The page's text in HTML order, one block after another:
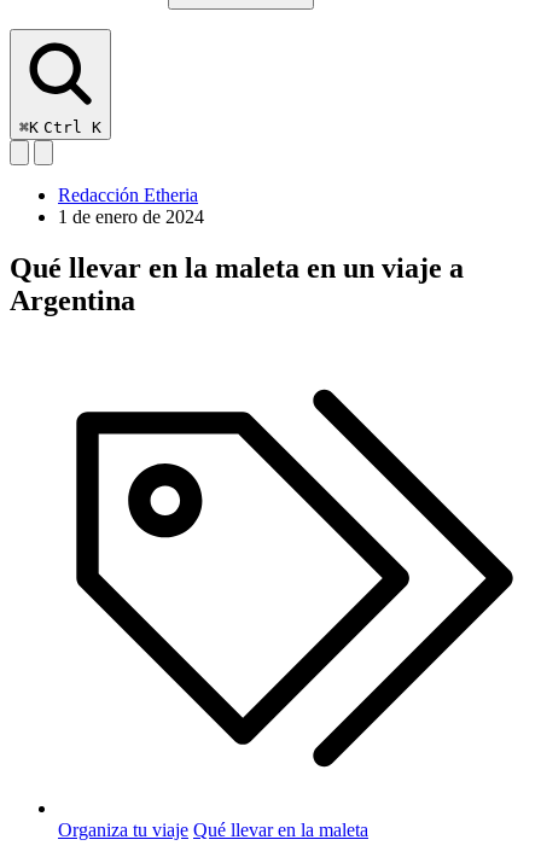
⌘K Ctrl K
Redacción Etheria
1 de enero de 2024
Qué llevar en la maleta en un viaje a
Argentina
Organiza tu viaje Qué llevar en la maleta